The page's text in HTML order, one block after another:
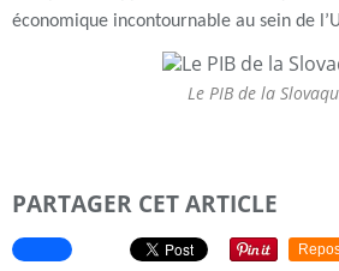
économique incontournable au sein de
Le PIB de la
PARTAGER CET ARTICLE